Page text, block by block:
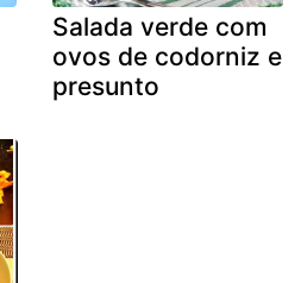
Salada verde com
ovos de codorniz e
presunto